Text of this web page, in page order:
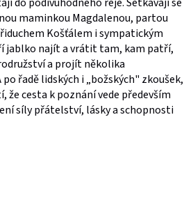
maminkou Magdalenou, partou
Košťálem i sympatickým
jablko najít a vrátit tam, kam patří,
a projít několika
řadě lidských i „božských" zkoušek,
že cesta k poznání vede především
síly přátelství, lásky a schopnosti